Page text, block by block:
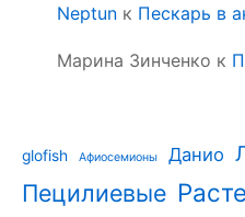
Neptun к Пескарь в
Марина Зинченко к
glofish Афиосемионы Данио
Пецилиевые